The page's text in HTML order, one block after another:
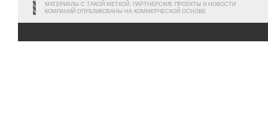
МАТЕРИАЛЫ С ТАКОЙ МЕТКОЙ, ПАРТНЕРСКИЕ ПРОЕКТЫ И НОВОСТИ
КОМПАНИЙ ОПУБЛИКОВАНЫ НА КОММЕРЧЕСКОЙ ОСНОВЕ